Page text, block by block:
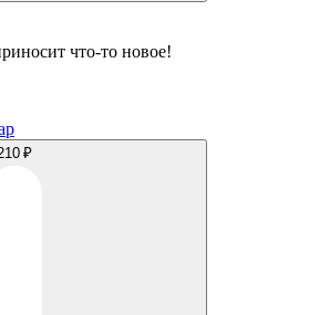
что-то новое!
₽